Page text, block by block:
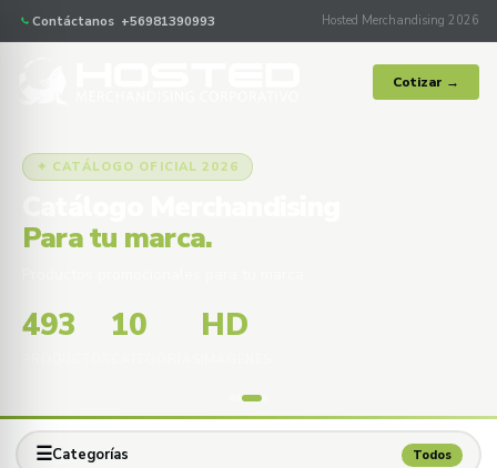
Contáctanos +56981390993 Hosted Merchandising 2026
Cotizar →
✦ CATÁLOGO OFICIAL 2026
Para tu marca.
493 10 HD
☰Categorías Todos